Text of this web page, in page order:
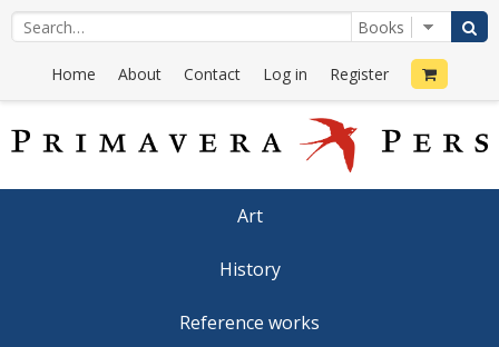
Home About Contact Log in Register
Art
History
Reference works